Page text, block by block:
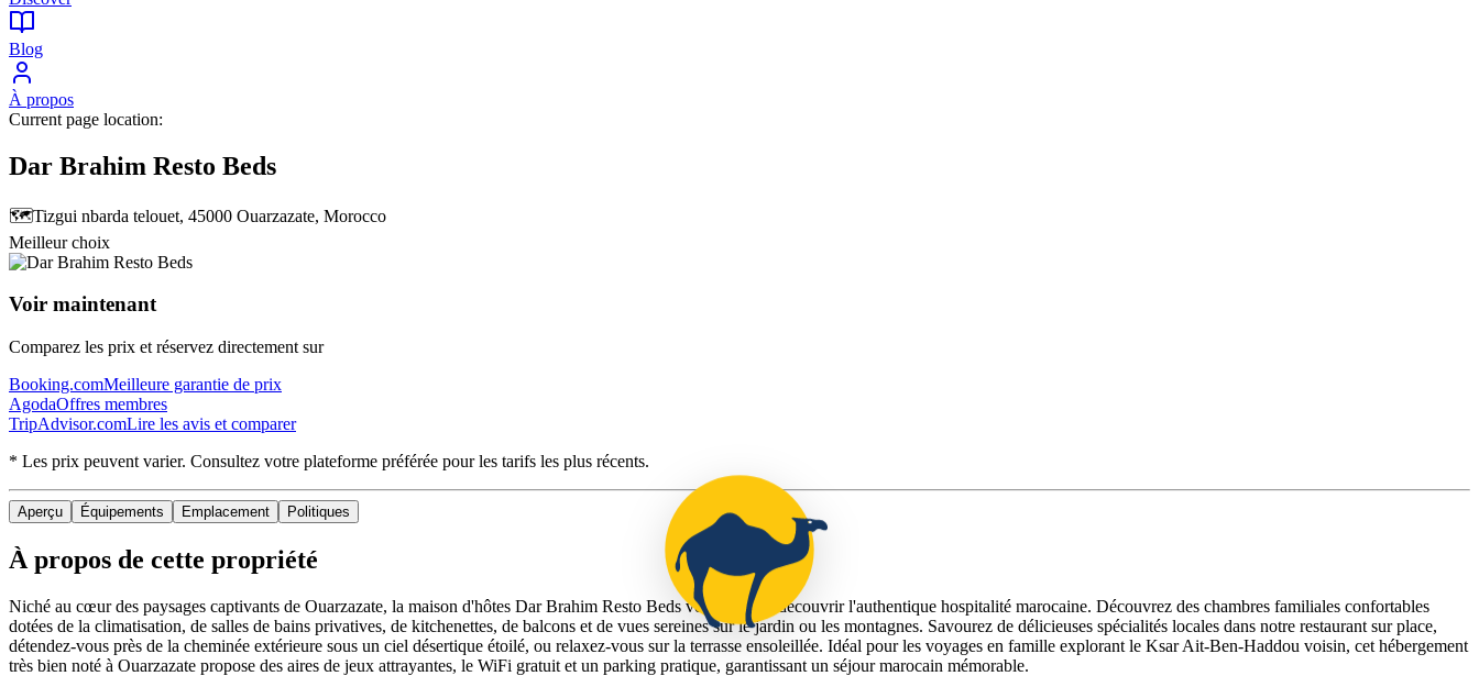
Blog
À propos
Current page location:
Dar Brahim Resto Beds
🗺️Tizgui nbarda telouet, 45000 Ouarzazate, Morocco
Meilleur choix
Voir maintenant
Comparez les prix et réservez directement sur
Booking.comMeilleure garantie de prix
AgodaOffres membres
TripAdvisor.comLire les avis et comparer
* Les prix peuvent varier. Consultez votre plateforme préférée pour les tarifs les plus récents.
Aperçu Équipements Emplacement Politiques
À propos de cette propriété
Niché au cœur des paysages captivants de Ouarzazate, la maison d'hôtes Dar Brahim Resto Beds vous invite à découvrir l'authentique hospitalité marocaine. Découvrez des chambres familiales confortables
dotées de la climatisation, de salles de bains privatives, de kitchenettes, de balcons et de vues sereines sur le jardin ou les montagnes. Savourez de délicieuses spécialités locales dans notre restaurant sur place,
détendez-vous près de la cheminée extérieure sous un ciel désertique étoilé, ou relaxez-vous sur la terrasse ensoleillée. Idéal pour les voyages en famille explorant le Ksar Ait-Ben-Haddou voisin, cet hébergement
très bien noté à Ouarzazate propose des aires de jeux attrayantes, le WiFi gratuit et un parking pratique, garantissant un séjour marocain mémorable.